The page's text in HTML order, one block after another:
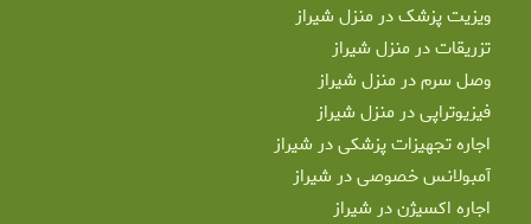
ویزیت پزشک در منزل شیراز
تزریقات در منزل شیراز
وصل سرم در منزل شیراز
فیزیوتراپی در منزل شیراز
اجاره تجهیزات پزشکی در شیراز
آمبولانس خصوصی در شیراز
اجاره اکسیژن در شیراز